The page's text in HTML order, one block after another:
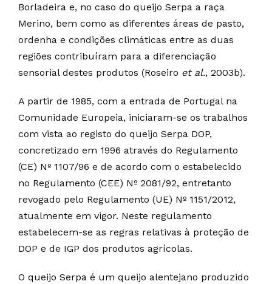
Borladeira e, no caso do queijo Serpa a raça
Merino, bem como as diferentes áreas de pasto,
ordenha e condições climáticas entre as duas
regiões contribuíram para a diferenciação
sensorial destes produtos (Roseiro et al., 2003b).
A partir de 1985, com a entrada de Portugal na
Comunidade Europeia, iniciaram-se os trabalhos
com vista ao registo do queijo Serpa DOP,
concretizado em 1996 através do Regulamento
(CE) Nº 1107/96 e de acordo com o estabelecido
no Regulamento (CEE) Nº 2081/92, entretanto
revogado pelo Regulamento (UE) Nº 1151/2012,
atualmente em vigor. Neste regulamento
estabelecem-se as regras relativas à proteção de
DOP e de IGP dos produtos agrícolas.
O queijo Serpa é um queijo alentejano produzido